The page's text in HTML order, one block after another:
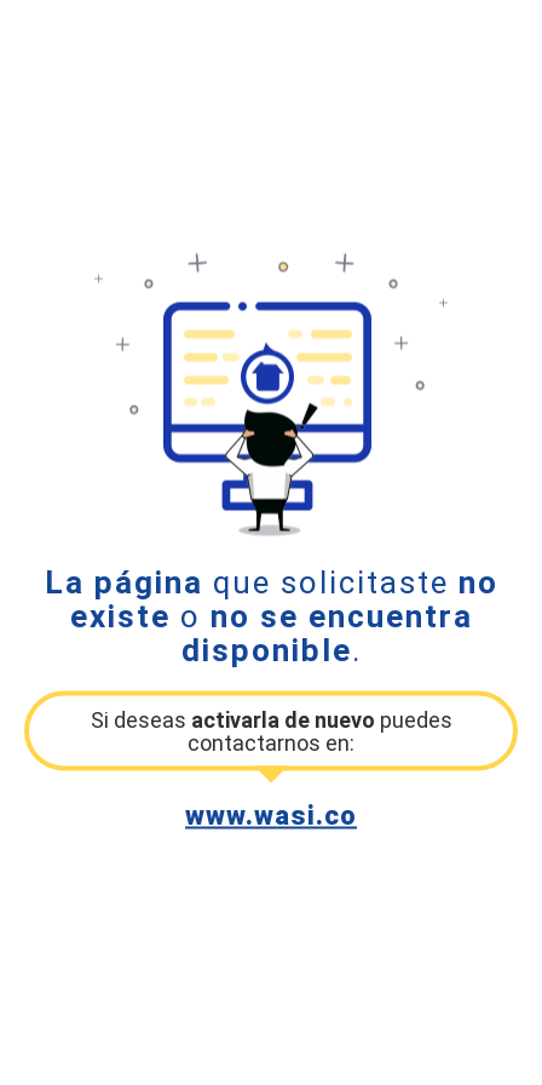
La página que solicitaste no
existe o no se encuentra
disponible.
Si deseas activarla de nuevo puedes
contactarnos en:
www.wasi.co